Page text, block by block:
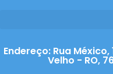
Endereço: Rua
Velho - RO,